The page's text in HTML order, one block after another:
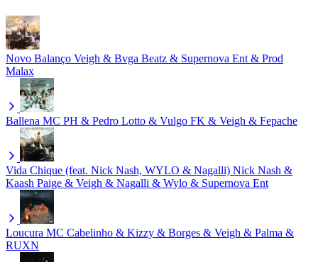
Novo Balanço Veigh & Bvga Beatz & Supernova Ent & Prod
Malax
Ballena MC PH & Pedro Lotto & Vulgo FK & Veigh & Fepache
Vida Chique (feat. Nick Nash, WYLO & Nagalli) Nick Nash &
Kaash Paige & Veigh & Nagalli & Wylo & Supernova Ent
Loucura MC Cabelinho & Kizzy & Borges & Veigh & Palma &
RUXN